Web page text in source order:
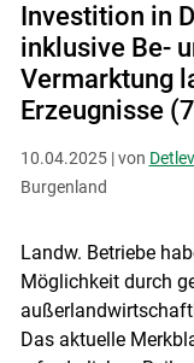
Investition in
inklusive Be-
Vermarktung
Erzeugnisse
10.04.2025 | von
Burgenland
Landw. Betriebe
Möglichkeit durch
Das aktuelle